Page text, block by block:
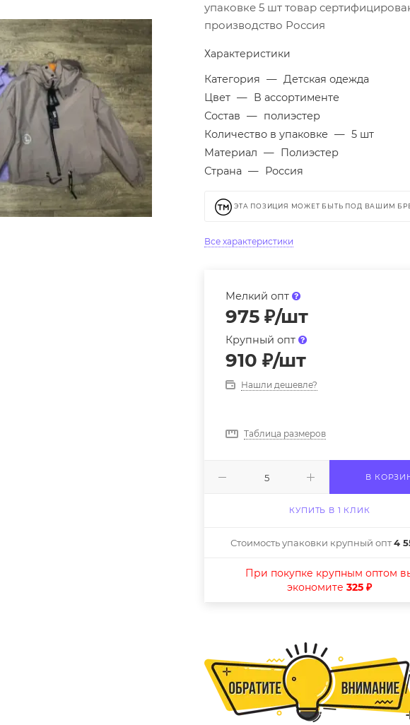
упаковке 5 шт товар
производство Россия
Характеристики
Категория — Детская одежда
Цвет — В ассортименте
Состав — полиэстер
Количество в упаковке — 5 шт
Материал — Полиэстер
Страна — Россия
ЭТА ПОЗИЦИЯ МОЖЕТ БЫТЬ ПОД ВАШИМ
Все характеристики
Мелкий опт
975 ₽/шт
Крупный опт
910 ₽/шт
Нашли дешевле?
Таблица размеров
В
КУПИТЬ В 1 КЛИК
Стоимость упаковки крупный опт4
При покупке крупным оптом
экономите325 ₽